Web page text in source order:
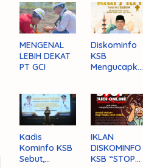
MENGENAL
LEBIH DEKAT
PT GCI
Diskominfo
KSB
Mengucapka
Idul Fitri 1446
H/2025 M
Kadis
Kominfo KSB
Sebut,
IKLAN
DISKOMINFO
KSB “STOP